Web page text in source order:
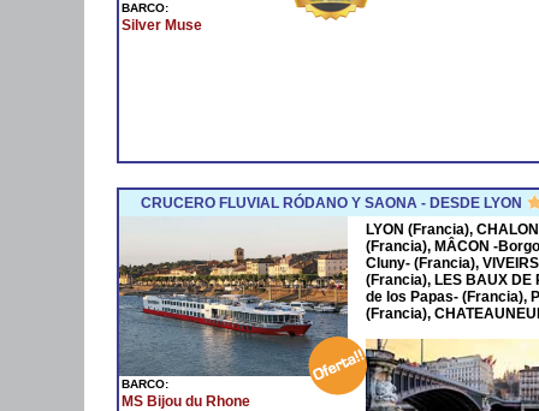
BARCO:
Silver Muse
CRUCERO FLUVIAL RÓDANO Y SAONA - DESDE LYON
BARCO:
MS Bijou du Rhone
LYON (Francia),
(Francia), MÂCON -
Cluny- (Francia),
(Francia), LES BAUX DE
de los Papas- (Francia),
(Francia),